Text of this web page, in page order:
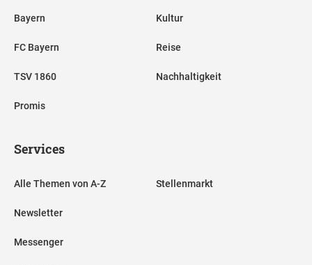
Bayern
FC Bayern
TSV 1860
Promis
Kultur
Reise
Nachhaltigkeit
Services
Alle Themen von A-Z
Newsletter
Messenger
Stellenmarkt